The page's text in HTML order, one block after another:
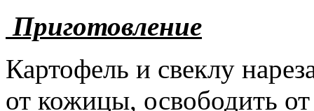
Приготовление
Картофель и свеклу
от кожицы, освободить